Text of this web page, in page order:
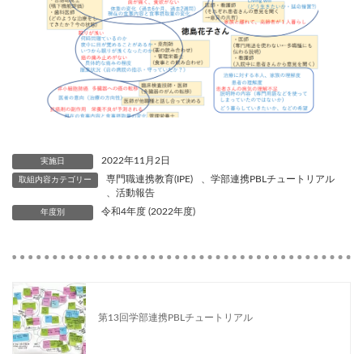
実施日 2022年11月2日
取組内容カテゴリー 専門職連携教育(IPE)
学部連携PBLチュートリアル
活動報告
年度別 令和4年度 (2022年度)
第13回学部連携PBLチュートリアル